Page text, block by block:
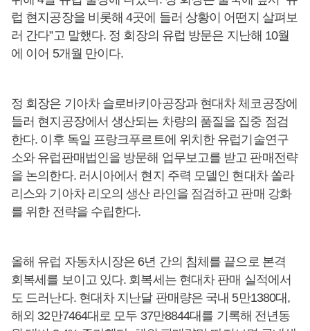
럽 현지공장을 비롯해 4곳에 들러 상황이 어떤지 살펴보
러 간다”고 말했다. 정 회장의 유럽 방문은 지난해 10월
에 이어 5개월 만이다.
정 회장은 기아차 슬로바키아공장과 현대차 체코공장에
들러 현지공장에서 생산되는 차량의 품질을 집중 점검
한다. 이후 독일 프랑크푸르트에 위치한 유럽기술연구
소와 유럽판매법인을 방문해 업무보고를 받고 판매전략
을 논의한다. 러시아에서 현지 주력 모델인 현대차 쏠라
리스와 기아차 리오의 생산 라인을 점검하고 판매 강화
를 위한 전략을 수립한다.
올해 유럽 자동차시장은 6년 간의 침체를 끝으로 본격
회복세를 보이고 있다. 회복세는 현대차 판매 실적에서
도 드러난다. 현대차 지난달 판매량은 국내 5만1380대,
해외 32만7464대로 모두 37만8844대를 기록해 전년동